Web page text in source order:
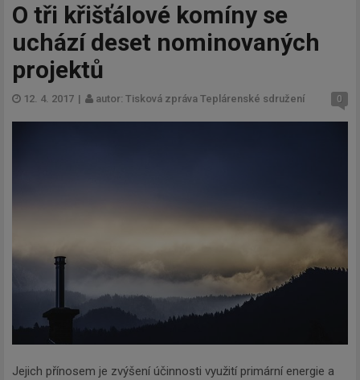
O tři křišťálové komíny se
uchází deset nominovaných
projektů
12. 4. 2017 | autor: Tisková zpráva Teplárenské sdružení 0
Jejich přínosem je zvýšení účinnosti využití primární energie a